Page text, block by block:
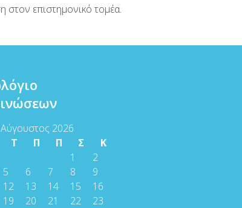
στον επιστημονικό τομέα.
Αύγουστος 2026
Τ Π Π Σ
Κ
1
2
5 6 7 8
9
12 13 14 15
16
19 20 21 22
23